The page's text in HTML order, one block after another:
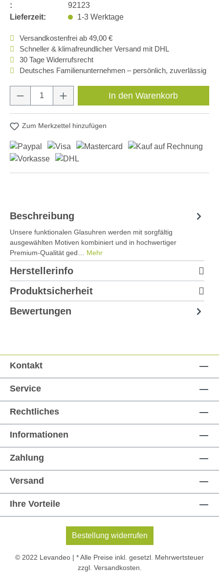
:
92123
Lieferzeit:
1-3 Werktage
Versandkostenfrei ab 49,00 €
Schneller & klimafreundlicher Versand mit DHL
30 Tage Widerrufsrecht
Deutsches Familienunternehmen – persönlich, zuverlässig
Produkt Anzahl: Gib den gewünschten
In den Warenkorb
Zum Merkzettel hinzufügen
Beschreibung
Unsere funktionalen Glasuhren werden mit sorgfältig
ausgewählten Motiven kombiniert und in hochwertiger
Premium-Qualität ged… Mehr
Herstellerinfo
Produktsicherheit
Bewertungen
Kontakt
Service
Rechtliches
Informationen
Zahlung
Versand
Ihre Vorteile
Bestellung widerrufen
© 2022 Levandeo | * Alle Preise inkl. gesetzl. Mehrwertsteuer
zzgl. Versandkosten